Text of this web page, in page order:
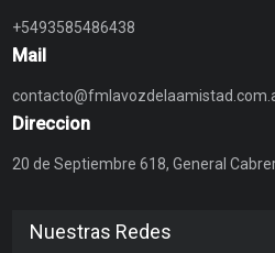
+5493585486438
Mail
Direccion
20 de Septiembre 618, General
Nuestras Redes